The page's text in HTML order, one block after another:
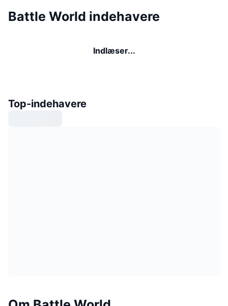
Battle World indehavere
Indlæser...
Top-indehavere